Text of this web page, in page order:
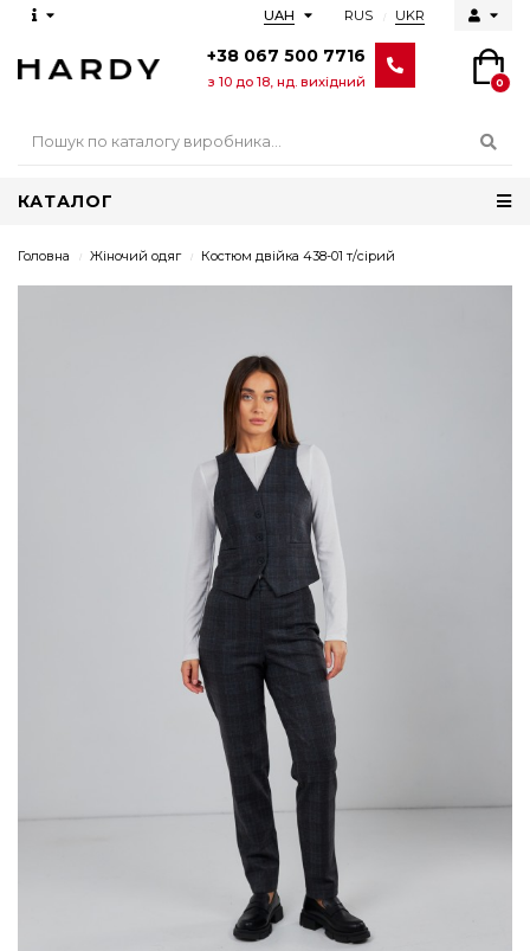
RUS UKR
UAH
+38 067 500 7716
з 10 до 18, нд. вихідний 0
КАТАЛОГ
Головна Жіночий одяг Костюм двійка 438-01 т/сірий